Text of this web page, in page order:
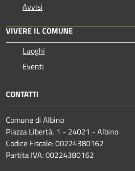
Avvisi
VIVERE IL COMUNE
Luoghi
Eventi
CONTATTI
Comune di Albino
Piazza Libertà, 1 - 24021 - Albino
Codice Fiscale: 00224380162
Partita IVA: 00224380162